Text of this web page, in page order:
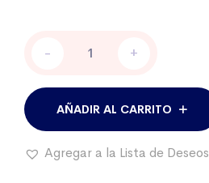
electrónica
ONE
HOT
SHOT,
56
- +
AÑADIR AL CARRITO
Agregar a la Lista de Deseos